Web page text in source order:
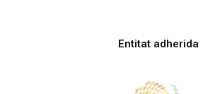
Entitat adherida